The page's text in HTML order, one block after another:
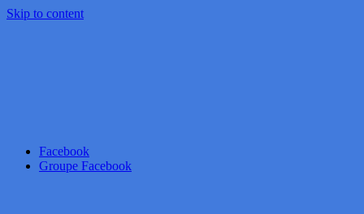
Skip to content
Facebook
Groupe Facebook